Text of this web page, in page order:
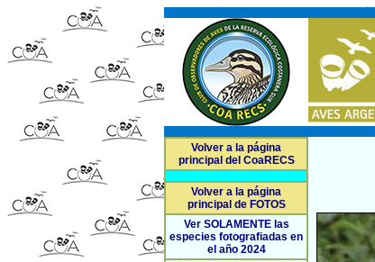
Volver a la página
principal del CoaRECS
Volver a la página
principal de FOTOS
Ver SOLAMENTE las
especies fotografiadas en
el año 2024